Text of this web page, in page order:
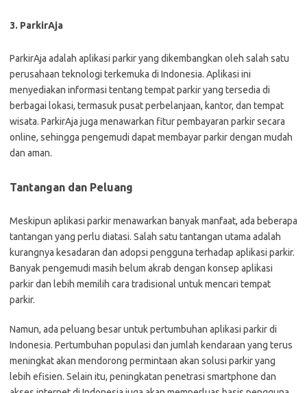
3. ParkirAja
ParkirAja adalah aplikasi parkir yang dikembangkan oleh salah satu
perusahaan teknologi terkemuka di Indonesia. Aplikasi ini
menyediakan informasi tentang tempat parkir yang tersedia di
berbagai lokasi, termasuk pusat perbelanjaan, kantor, dan tempat
wisata. ParkirAja juga menawarkan fitur pembayaran parkir secara
online, sehingga pengemudi dapat membayar parkir dengan mudah
dan aman.
Tantangan dan Peluang
Meskipun aplikasi parkir menawarkan banyak manfaat, ada beberapa
tantangan yang perlu diatasi. Salah satu tantangan utama adalah
kurangnya kesadaran dan adopsi pengguna terhadap aplikasi parkir.
Banyak pengemudi masih belum akrab dengan konsep aplikasi
parkir dan lebih memilih cara tradisional untuk mencari tempat
parkir.
Namun, ada peluang besar untuk pertumbuhan aplikasi parkir di
Indonesia. Pertumbuhan populasi dan jumlah kendaraan yang terus
meningkat akan mendorong permintaan akan solusi parkir yang
lebih efisien. Selain itu, peningkatan penetrasi smartphone dan